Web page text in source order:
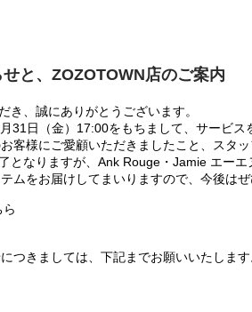
と、ZOZOTOWN店のご案内
き、誠にありがとうございます。
31日（金）17:00をもちまして、サービス
客様にご愛顧いただきましたこと、スタ
となりますが、Ank Rouge・Jamie エー
ムをお届けしてまいりますので、今後は
つきましては、下記までお願いいたします